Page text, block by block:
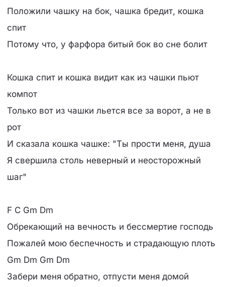
Положили чашку на бок, чашка бредит, кошка
спит
Потому что, у фарфора битый бок во сне болит
Кошка спит и кошка видит как из чашки пьют
компот
Только вот из чашки льется все за ворот, а не в
рот
И сказала кошка чашке: "Ты прости меня, душа
Я свершила столь неверный и неосторожный
шаг"
F C Gm Dm
Обрекающий на вечность и бессмертие господь
Пожалей мою беспечность и страдающую плоть
Gm Dm Gm Dm
Забери меня обратно, отпусти меня домой